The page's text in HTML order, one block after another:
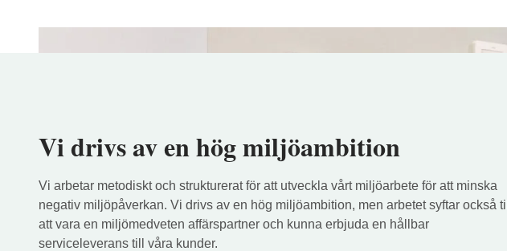
Vi drivs av en hög miljöambition
Vi arbetar metodiskt och strukturerat för att utveckla vårt miljöarbete för att minska
negativ miljöpåverkan. Vi drivs av en hög miljöambition, men arbetet syftar också till
att vara en miljömedveten affärspartner och kunna erbjuda en hållbar
serviceleverans till våra kunder.